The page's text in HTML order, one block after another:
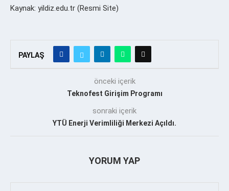
Kaynak: yildiz.edu.tr (Resmi Site)
PAYLAŞ
önceki içerik
Teknofest Girişim Programı
sonraki içerik
YTÜ Enerji Verimliliği Merkezi Açıldı.
YORUM YAP